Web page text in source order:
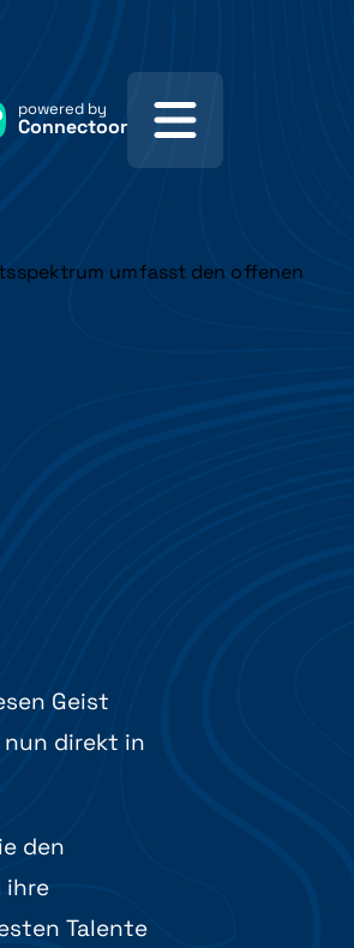
powered by
Connectoor
umfasst den offenen
Geist
nun direkt in
den
ihre
Talente